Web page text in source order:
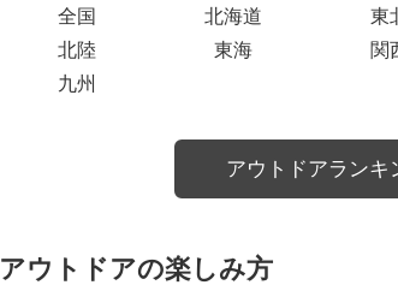
全国 北海道 東
北陸
東海 関
九州
アウトドアランキ
アウトドアの楽しみ方